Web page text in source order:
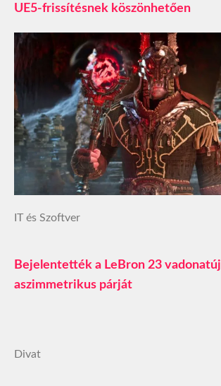
UE5-frissítésnek köszönhetően
IT és Szoftver
Bejelentették a LeBron 23 vadonatúj
aszimmetrikus párját
Divat